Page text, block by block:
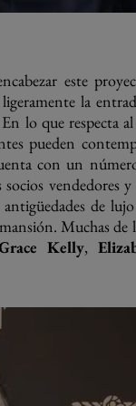
este
la
lo que respecta
pueden
con un
vendedores y
antigüedades de
Muchas de
Kelly,